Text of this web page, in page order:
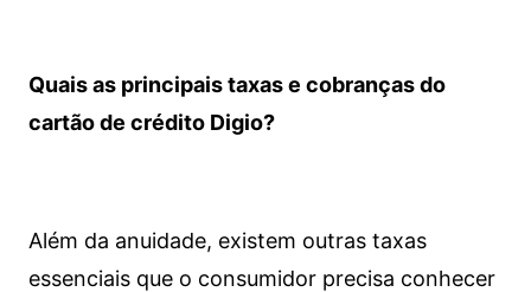
Quais as principais taxas e cobranças do
cartão de crédito Digio?
Além da anuidade, existem outras taxas
essenciais que o consumidor precisa conhecer